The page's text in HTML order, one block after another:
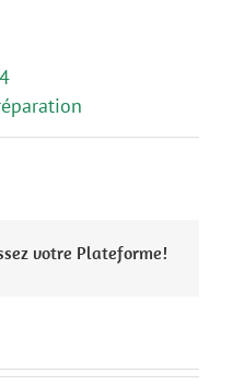
votre Plateforme!